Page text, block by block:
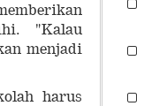
"Kalau
menjadi
harus